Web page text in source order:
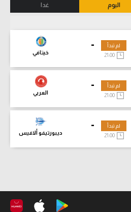
اليوم غدا
-
خيتافي
لم تبدأ
21:00
-
العربي
لم تبدأ
21:00
-
ديبورتيفو ألافيس
لم تبدأ
21:00